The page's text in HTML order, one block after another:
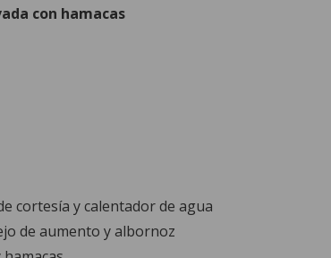
con hamacas
cortesía y calentador de agua
de aumento y albornoz